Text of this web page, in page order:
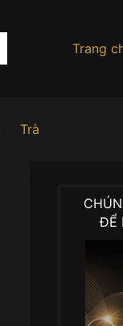
Trang
Trà
ĐỂ